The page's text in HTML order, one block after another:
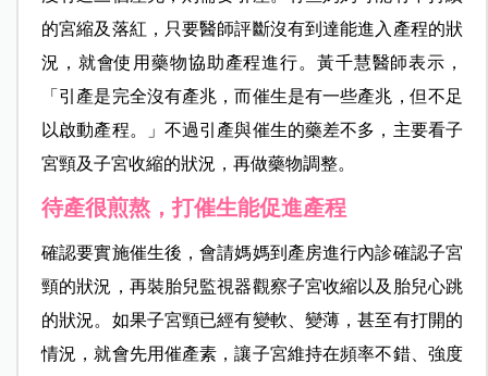
的宮縮及落紅，只要醫師評斷沒有到達能進入產程的狀
況，就會使用藥物協助產程進行。黃千慧醫師表示，
「引產是完全沒有產兆，而催生是有一些產兆，但不足
以啟動產程。」不過引產與催生的藥差不多，主要看子
宮頸及子宮收縮的狀況，再做藥物調整。
待產很煎熬，打催生能促進產程
確認要實施催生後，會請媽媽到產房進行內診確認子宮
頸的狀況，再裝胎兒監視器觀察子宮收縮以及胎兒心跳
的狀況。如果子宮頸已經有變軟、變薄，甚至有打開的
情況，就會先用催產素，讓子宮維持在頻率不錯、強度